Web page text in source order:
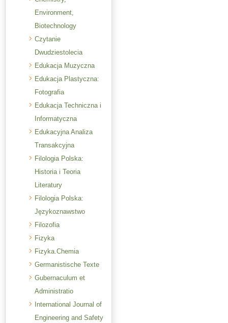
Environment,
Biotechnology
Czytanie
Dwudziestolecia
Edukacja Muzyczna
Edukacja Plastyczna:
Fotografia
Edukacja Techniczna i
Informatyczna
Edukacyjna Analiza
Transakcyjna
Filologia Polska:
Historia i Teoria
Literatury
Filologia Polska:
Językoznawstwo
Filozofia
Fizyka
Fizyka.Chemia
Germanistische Texte
Gubernaculum et
Administratio
International Journal of
Engineering and Safety